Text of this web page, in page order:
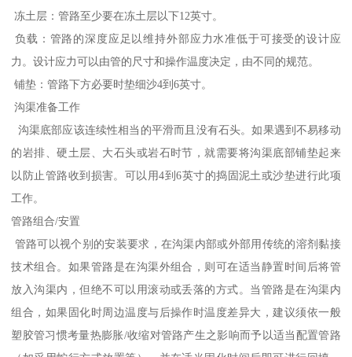
冻土层：管路至少要在冻土层以下12英寸。
负载：管路的深度应足以维持外部应力水准低于可接受的设计应
力。设计应力可以由管的尺寸和操作温度决定，由不同的规范。
铺垫：管路下方必要时垫细沙4到6英寸。
沟渠准备工作
沟渠底部应该连续性相当的平滑而且没有石头。如果遇到不易移动
的岩排、硬土层、大石头或岩石时节，就需要将沟渠底部铺垫起来
以防止管路收到损害。可以用4到6英寸的捣固泥土或沙垫进行此项
工作。
管路组合/安置
管路可以视个别的安装要求，在沟渠内部或外部用传统的溶剂黏接
技术组合。如果管路是在沟渠外组合，则可在适当静置时间后将管
放入沟渠内，但绝不可以用滚动或丢落的方式。当管路是在沟渠内
组合，如果固化时周边温度与后操作时温度差异大，建议须依一般
塑胶管习惯考量热膨胀/收缩对管路产生之影响而予以适当配置管路